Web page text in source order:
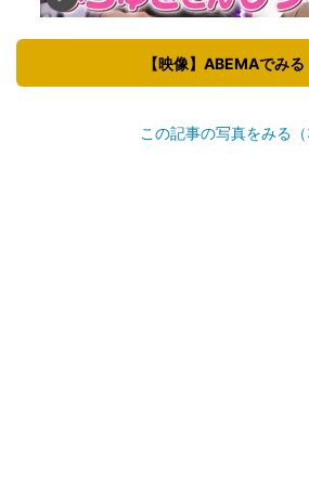
【映像】ABEMAでみる
この記事の写真をみる（